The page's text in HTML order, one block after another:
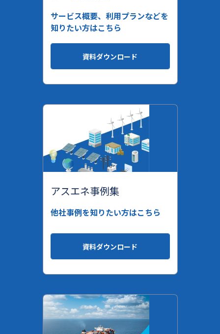
サービス概要、利用プランなどを
知りたい方はこちら
資料ダウンロード
アスエネ事例集
他社事例を知りたい方はこちら
資料ダウンロード